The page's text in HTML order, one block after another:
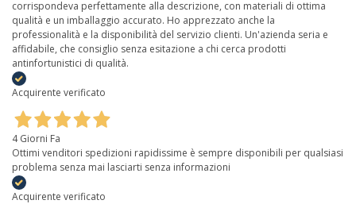
corrispondeva perfettamente alla descrizione, con materiali di ottima
qualità e un imballaggio accurato. Ho apprezzato anche la
professionalità e la disponibilità del servizio clienti. Un'azienda seria e
affidabile, che consiglio senza esitazione a chi cerca prodotti
antinfortunistici di qualità.
Acquirente verificato
4 Giorni Fa
Ottimi venditori spedizioni rapidissime è sempre disponibili per qualsiasi
problema senza mai lasciarti senza informazioni
Acquirente verificato